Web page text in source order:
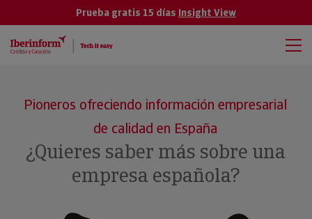
Prueba gratis 15 días Insight View
Pioneros ofreciendo información empresarial
de calidad en España
¿Quieres saber más sobre una
empresa española?